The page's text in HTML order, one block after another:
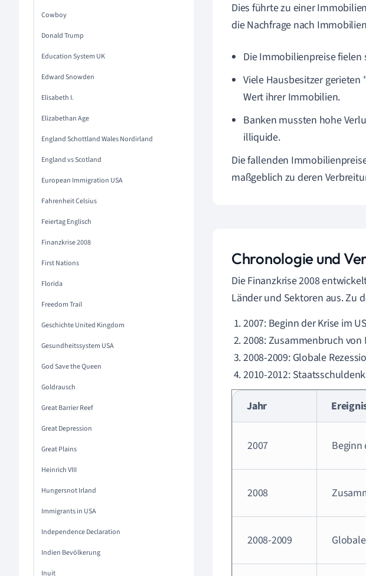
Cowboy
Donald Trump
Education System UK
Edward Snowden
Elisabeth I.
Elizabethan Age
England Schottland Wales Nordirland
England vs Scotland
European Immigration USA
Fahrenheit Celsius
Feiertag Englisch
Finanzkrise 2008
First Nations
Florida
Freedom Trail
Geschichte United Kingdom
Gesundheitssystem USA
God Save the Queen
Goldrausch
Great Barrier Reef
Great Depression
Great Plains
Heinrich VIII
Hungersnot Irland
Immigrants in USA
Independence Declaration
Indien Bevölkerung
Inuit
Dies führte zu einer
die Nachfrage nach
Die Immobilienpreise fielen
Viele Hausbesitzer
Wert ihrer Immobilien.
Banken mussten hohe
illiquide.
Die fallenden
maßgeblich zu deren
Chronologie und
Die Finanzkrise 2008
Länder und Sektoren aus. Zu
2007: Beginn der Krise im
2008: Zusammenbruch
2008-2009: Globale
2010-2012:
Jahr
2007 Beginn
2008
2008-2009